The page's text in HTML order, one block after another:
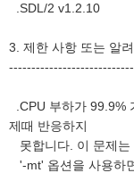
.SDL/2 v1.2.10
3. 제한 사항 또는 알려
.CPU 부하가 99.9%
제때 반응하지
못합니다. 이 문제는
'-mt' 옵션을 사용하